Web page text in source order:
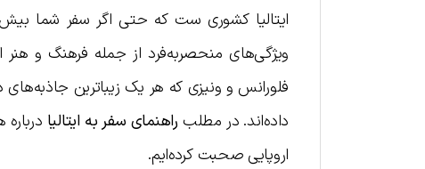
ویژگی‌های منحصربه‌فرد از جمله فرهنگ و هنر
فلورانس و ونیزی که هر یک زیباترین جاذبه‌های
داده‌اند. در مطلب راهنمای سفر به ایتالیا
اروپایی صحبت کرده‌ایم.